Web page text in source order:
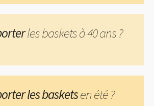
les baskets à 40 ans ?
les basketsen été ?